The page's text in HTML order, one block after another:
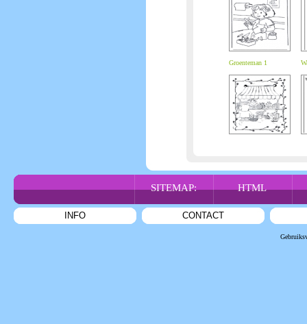
Groenteman 1
SITEMAP: HTML
INFO CONTACT